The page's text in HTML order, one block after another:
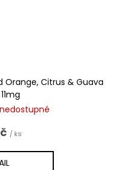
Orange, Citrus & Guava
/ ks